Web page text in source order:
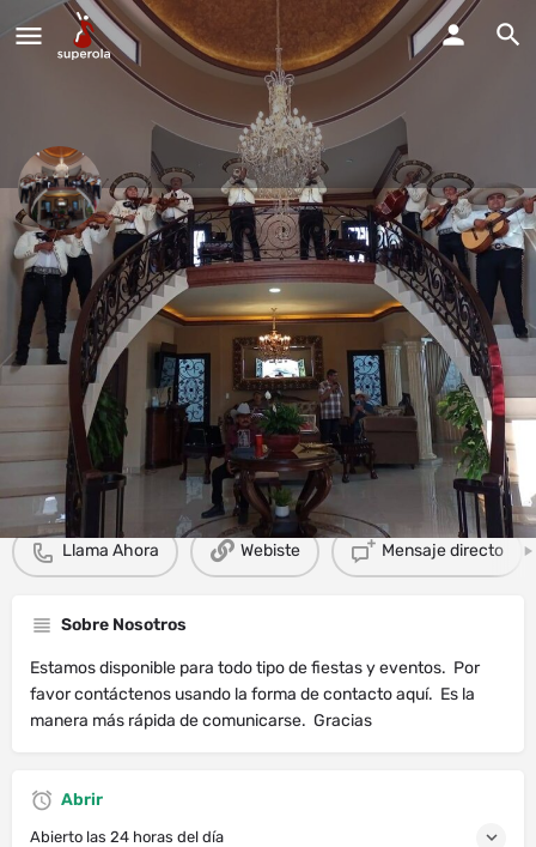
mariachi San Juan Zamora
Estamos disponible para todo tipo de fiestas y eventos.
Llama Ahora
Explorar los Videos Solicitud de Reserva
Llama Ahora Webiste Mensaje directo
Sobre Nosotros
Estamos disponible para todo tipo de fiestas y eventos. Por
favor contáctenos usando la forma de contacto aquí. Es la
manera más rápida de comunicarse. Gracias
Abrir
Abierto las 24 horas del día